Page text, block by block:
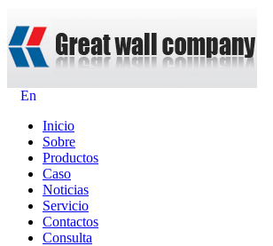
En
Inicio
Sobre
Productos
Caso
Noticias
Servicio
Contactos
Consulta